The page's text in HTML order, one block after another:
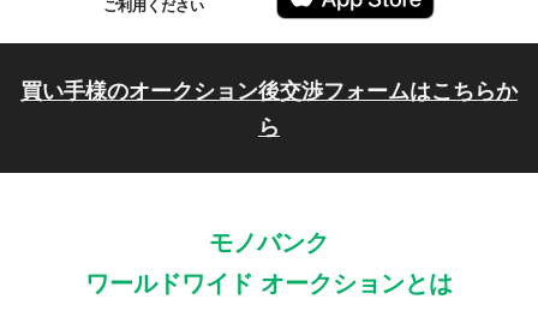
ご利用ください
買い手様のオークション後交渉フォームはこちらか
ら
モノバンク
ワールドワイド オークションとは